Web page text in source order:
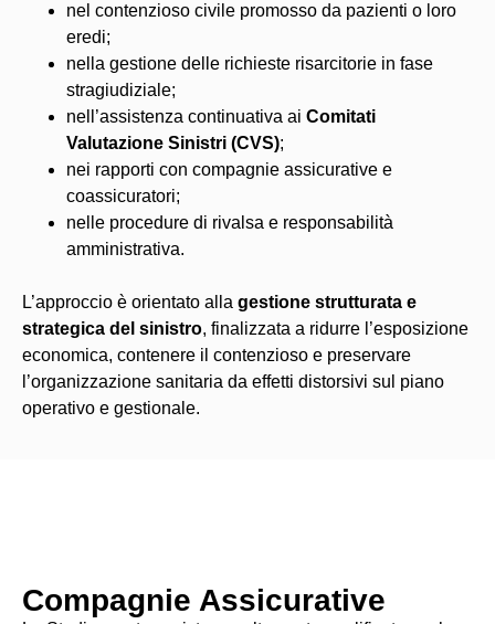
nel contenzioso civile promosso da pazienti o loro
eredi;
nella gestione delle richieste risarcitorie in fase
stragiudiziale;
nell’assistenza continuativa ai Comitati
Valutazione Sinistri (CVS);
nei rapporti con compagnie assicurative e
coassicuratori;
nelle procedure di rivalsa e responsabilità
amministrativa.
L’approccio è orientato alla gestione strutturata e
strategica del sinistro, finalizzata a ridurre l’esposizione
economica, contenere il contenzioso e preservare
l’organizzazione sanitaria da effetti distorsivi sul piano
operativo e gestionale.
Compagnie Assicurative